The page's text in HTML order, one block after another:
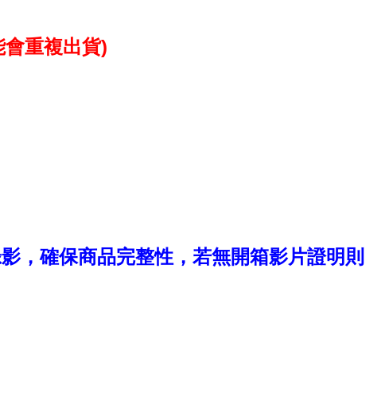
重複出貨)
確保商品完整性，若無開箱影片證明則